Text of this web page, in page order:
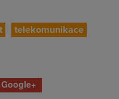
telekomunikace
Google+